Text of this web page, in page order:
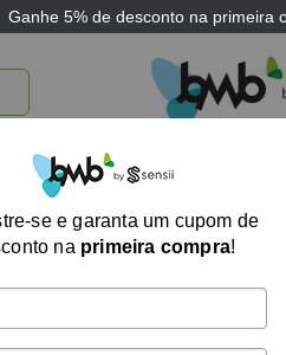
Ganhe 5% de desconto na primeira
BRINQUEDOS E JOGOS
se e garanta um cupom de
na primeira compra!